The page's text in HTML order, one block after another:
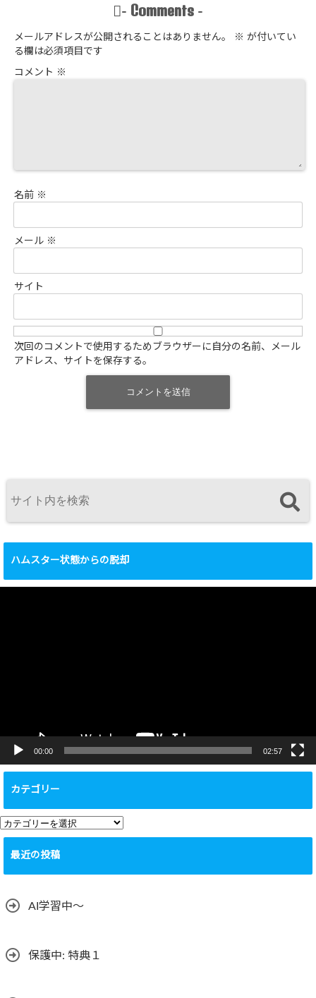
- Comments -
メールアドレスが公開されることはありません。 ※ が付いてい
る欄は必須項目です
コメント ※
名前 ※
メール ※
サイト
次回のコメントで使用するためブラウザーに自分の名前、メール
アドレス、サイトを保存する。
ハムスター状態からの脱却
00:00 02:57
カテゴリー
カ
テ
リ
最近の投稿
AI学習中〜
保護中: 特典１